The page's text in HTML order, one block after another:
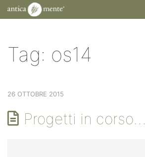
Tag: os14
26 OTTOBRE 2015
Progetti in corso…